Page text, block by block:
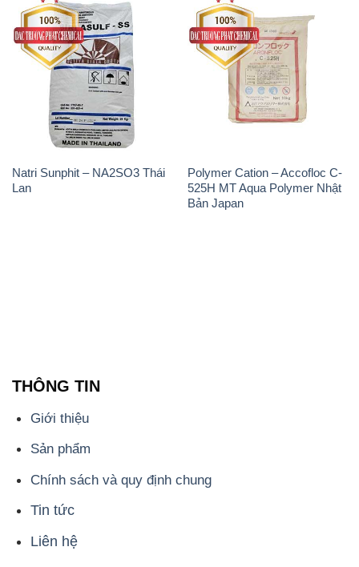
Natri Sunphit – NA2SO3 Thái
Lan
Polymer Cation – Accofloc C-
525H MT Aqua Polymer Nhật
Bản Japan
THÔNG TIN
Giới thiệu
Sản phẩm
Chính sách và quy định chung
Tin tức
Liên hệ